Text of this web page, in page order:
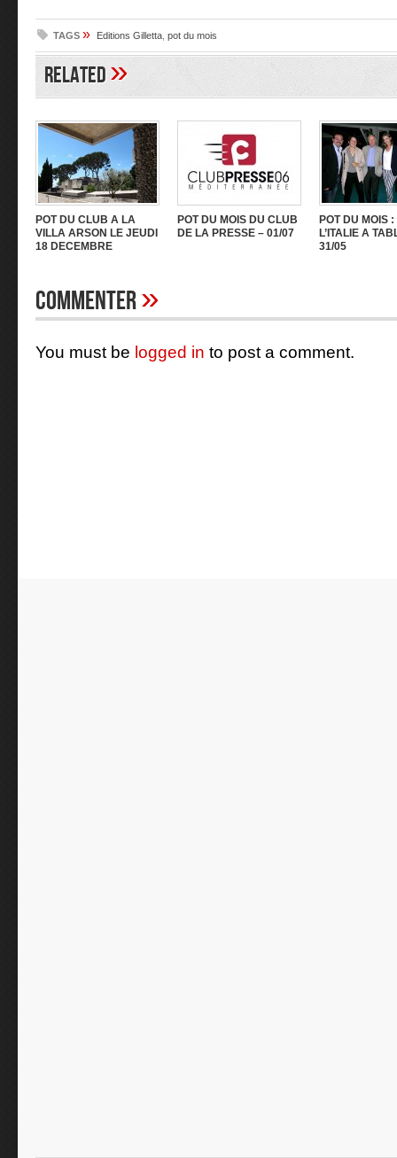
TAGS » Editions Gilletta pot du mois
Related»
POT DU CLUB A LA
VILLA ARSON LE JEUDI
18 DECEMBRE
POT DU MOIS DU CLUB
DE LA PRESSE – 01/07
POT DU MOIS
L’ITALIE A
31/05
Commenter»
You must be logged in to post a comment.